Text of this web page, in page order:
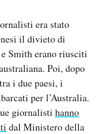
era stato
il divieto di
Smith erano riusciti
Poi, dopo
i due paesi, i
per l’Australia.
giornalisti hanno
dal Ministero della